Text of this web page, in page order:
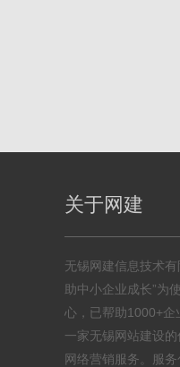
关于网建
无锡网建信息技术
助中小企业成长”为
心，已帮助1000+企
一家无锡网站建设
网络营销服务。服